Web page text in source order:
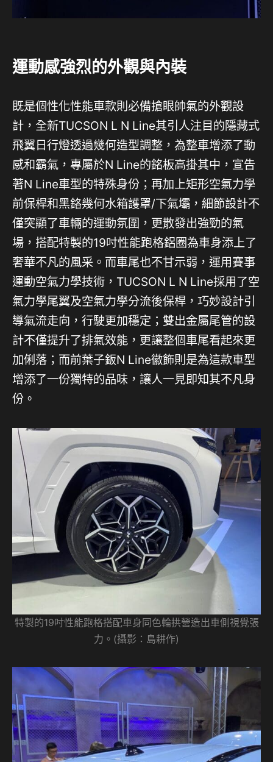
運動感強烈的外觀與內裝
既是個性化性能車款則必備搶眼帥氣的外觀設
計，全新TUCSON L N Line其引人注目的隱藏式
飛翼日行燈透過幾何造型調整，為整車增添了動
感和霸氣，專屬於N Line的銘板高掛其中，宣告
著N Line車型的特殊身份；再加上矩形空氣力學
前保桿和黑鉻幾何水箱護罩/下氣壩，細節設計不
僅突顯了車輛的運動氛圍，更散發出強勁的氣
場，搭配特製的19吋性能跑格鋁圈為車身添上了
奢華不凡的風采。而車尾也不甘示弱，運用賽事
運動空氣力學技術，TUCSON L N Line採用了空
氣力學尾翼及空氣力學分流後保桿，巧妙設計引
導氣流走向，行駛更加穩定；雙出金屬尾管的設
計不僅提升了排氣效能，更讓整個車尾看起來更
加俐落；而前葉子鈑N Line徽飾則是為這款車型
增添了一份獨特的品味，讓人一見即知其不凡身
份。
特製的19吋性能跑格搭配車身同色輪拱營造出車側視覺張
力。(攝影：島耕作)